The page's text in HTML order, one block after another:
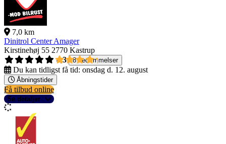
7,0 km
Dinitrol Center Amager
Kirstinehøj 55 2770 Kastrup
4,3
8 bedømmelser
Du kan tidligst få tid: onsdag d. 12. august
Åbningstider
Få tilbud online
Se detaljer